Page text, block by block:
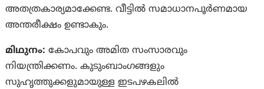
അതത്രകാര്യമാക്കേണ്ട. വീട്ടില്‍ സമാധാനപൂര്‍ണമായ
അന്തരീക്ഷം ഉണ്ടാകും.
മിഥുനം: കോപവും അമിത സംസാരവും
നിയന്ത്രിക്കണം. കുടുംബാംഗങ്ങളും
സുഹൃത്തുക്കളുമായുള്ള ഇടപഴകലില്‍